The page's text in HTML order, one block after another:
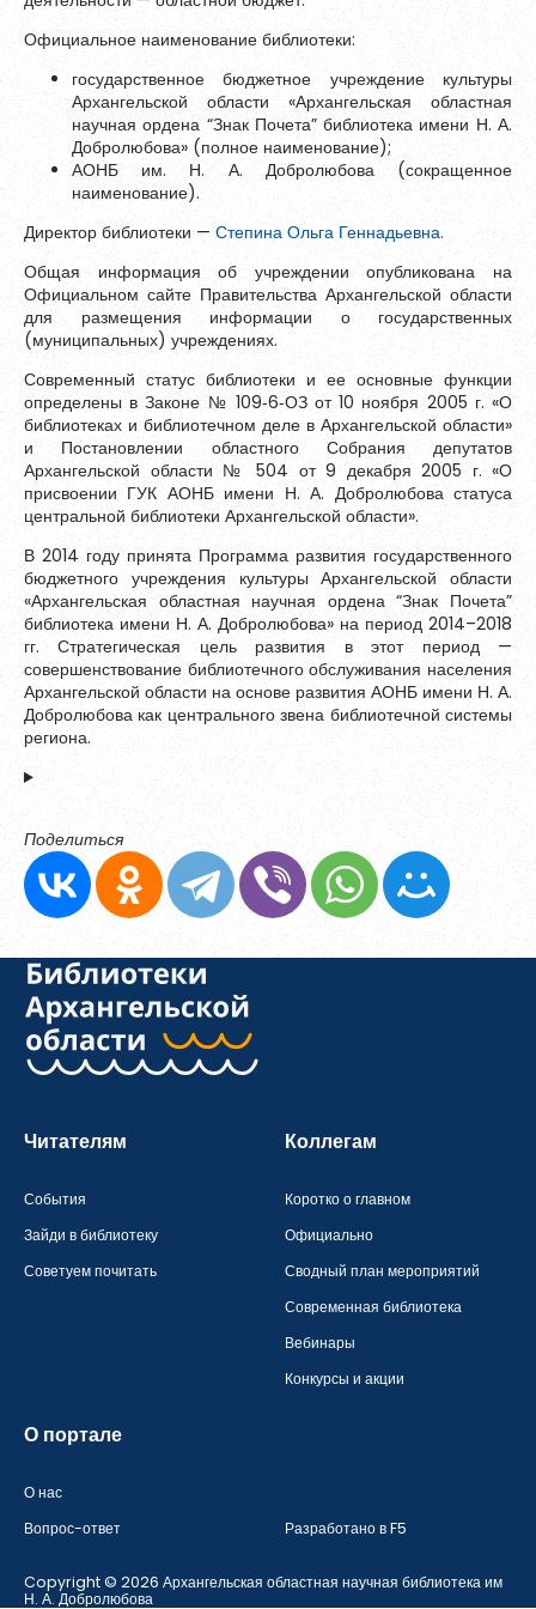
Официальное наименование библиотеки:
государственное бюджетное учреждение культуры
Архангельской области «Архангельская областная
научная ордена “Знак Почета” библиотека имени Н. А.
Добролюбова» (полное наименование);
АОНБ им. Н. А. Добролюбова (сокращенное
наименование).
Директор библиотеки — Степина Ольга Геннадьевна.
Общая информация об учреждении опубликована на
Официальном сайте Правительства Архангельской области
для размещения информации о государственных
(муниципальных) учреждениях.
Современный статус библиотеки и ее основные функции
определены в Законе № 109‑6‑ОЗ от 10 ноября 2005 г. «О
библиотеках и библиотечном деле в Архангельской области»
и Постановлении областного Собрания депутатов
Архангельской области № 504 от 9 декабря 2005 г. «О
присвоении ГУК АОНБ имени Н. А. Добролюбова статуса
центральной библиотеки Архангельской области».
В 2014 году принята Программа развития государственного
бюджетного учреждения культуры Архангельской области
«Архангельская областная научная ордена “Знак Почета”
библиотека имени Н. А. Добролюбова» на период 2014–2018
гг. Стратегическая цель развития в этот период —
совершенствование библиотечного обслуживания населения
Архангельской области на основе развития АОНБ имени Н. А.
Добролюбова как центрального звена библиотечной системы
региона.
Поделиться
Читателям
События
Зайди в библиотеку
Советуем почитать
Коллегам
Коротко о главном
Официально
Сводный план мероприятий
Современная библиотека
Вебинары
Конкурсы и акции
О портале
О нас
Вопрос-ответ
Разработано в F5
Copyright © 2026 Архангельская областная научная библиотека им
Н. А. Добролюбова
Контакты
Зарегистрироваться
Пароль должен быть минимум 6 символов и содержать хотя
бы одну строчную букву, одну прописную букву, одну цифру
и один специальный символ.
Обновить
Я согласен на обработкуперсональных данных
Я согласен справилами использования материалов,
размещённых на портале.
Уже зарегистрированы?Войти